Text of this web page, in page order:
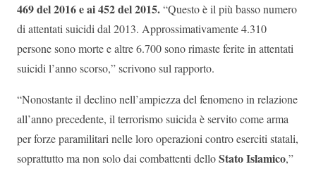
469 del 2016 e ai 452 del 2015.“Questo è il più basso numero
di attentati suicidi dal 2013. Approssimativamente 4.310
persone sono morte e altre 6.700 sono rimaste ferite in attentati
suicidi l’anno scorso,” scrivono sul rapporto.
“Nonostante il declino nell’ampiezza del fenomeno in relazione
all’anno precedente, il terrorismo suicida è servito come arma
per forze paramilitari nelle loro operazioni contro eserciti statali,
soprattutto ma non solo dai combattenti delloStato Islamico,”